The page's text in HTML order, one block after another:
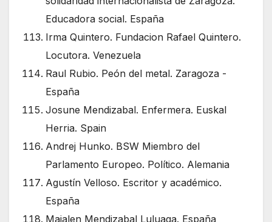
Educadora social. España
Irma Quintero. Fundacion Rafael Quintero.
Locutora. Venezuela
Raul Rubio. Peón del metal. Zaragoza -
España
Josune Mendizabal. Enfermera. Euskal
Herria. Spain
Andrej Hunko. BSW Miembro del
Parlamento Europeo. Político. Alemania
Agustín Velloso. Escritor y académico.
España
Maialen Mendizabal Luluaga. España